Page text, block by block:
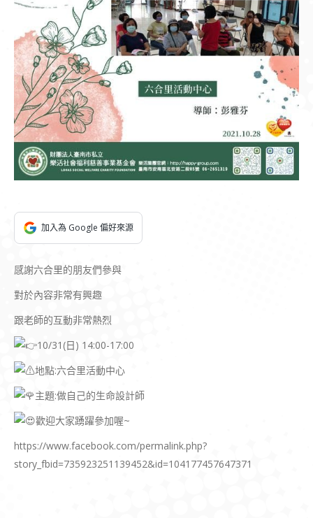
加入為 Google 偏好來源
感謝六合里的朋友們參與
對於內容非常有興趣
跟老師的互動非常熱烈
10/31(日) 14:00-17:00
地點:六合里活動中心
主題:做自己的生命設計師
歡迎大家踴躍參加喔~
https://www.facebook.com/permalink.php?
story_fbid=735923251139452&id=104177457647371